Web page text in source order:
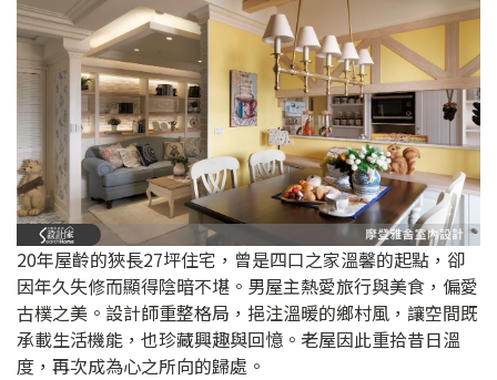
20年屋齡的狹長27坪住宅，曾是四口之家溫馨的起點，卻
因年久失修而顯得陰暗不堪。男屋主熱愛旅行與美食，偏愛
古樸之美。設計師重整格局，挹注溫暖的鄉村風，讓空間既
承載生活機能，也珍藏興趣與回憶。老屋因此重拾昔日溫
度，再次成為心之所向的歸處。